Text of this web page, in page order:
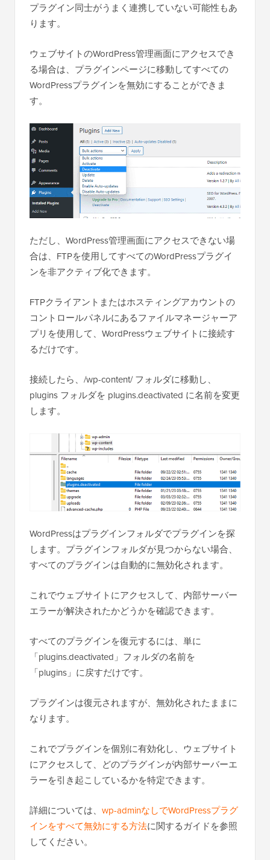
プラグイン同士がうまく連携していない可能性もあ
ります。
ウェブサイトのWordPress管理画面にアクセスでき
る場合は、プラグインページに移動してすべての
WordPressプラグインを無効にすることができま
す。
ただし、WordPress管理画面にアクセスできない場
合は、FTPを使用してすべてのWordPressプラグイ
ンを非アクティブ化できます。
FTPクライアントまたはホスティングアカウントの
コントロールパネルにあるファイルマネージャーア
プリを使用して、WordPressウェブサイトに接続す
るだけです。
接続したら、/wp-content/ フォルダに移動し、
plugins フォルダを plugins.deactivated に名前を変更
します。
WordPressはプラグインフォルダでプラグインを探
します。プラグインフォルダが見つからない場合、
すべてのプラグインは自動的に無効化されます。
これでウェブサイトにアクセスして、内部サーバー
エラーが解決されたかどうかを確認できます。
すべてのプラグインを復元するには、単に
「plugins.deactivated」フォルダの名前を
「plugins」に戻すだけです。
プラグインは復元されますが、無効化されたままに
なります。
これでプラグインを個別に有効化し、ウェブサイト
にアクセスして、どのプラグインが内部サーバーエ
ラーを引き起こしているかを特定できます。
詳細については、 wp-adminなしでWordPressプラグ
インをすべて無効にする方法に関するガイドを参照
してください。